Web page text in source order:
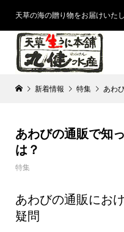
天草の海の贈り物をお届けいた
新着情報 特集 あわ
あわびの通販で知
は？
特集
あわびの通販にお
疑問